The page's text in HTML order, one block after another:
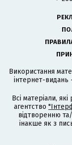
Використання
інтернет-видань
Всі матеріали,
агентство
відтворенню
інакше як з